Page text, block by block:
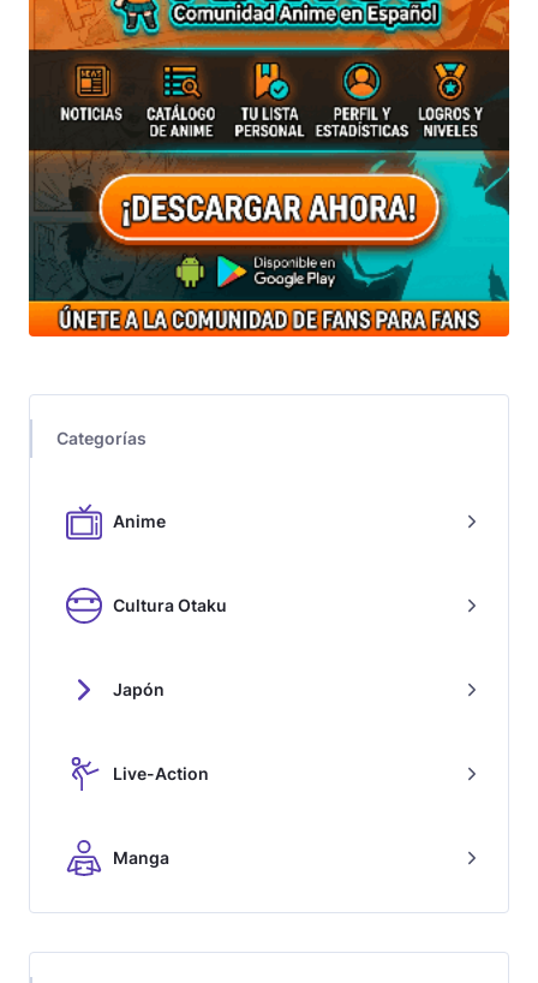
Categorías
Anime
Cultura Otaku
Japón
Live-Action
Manga